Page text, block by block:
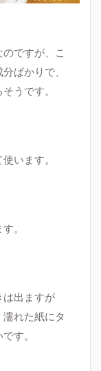
ですが、こ
ばかりで、
そうです。
います。
。
は出ますが
濡れた紙にタ
す。